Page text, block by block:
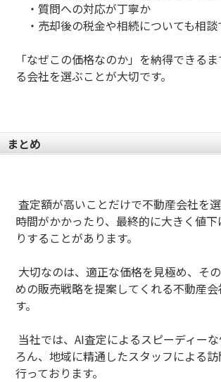
・質問への対応が丁寧か
・売却後の税金や相続についても相
「なぜこの価格なのか」を納得できる
る会社を選ぶことが大切です。
まとめ
査定額が高いことだけで不動産会社を
時間がかかったり、最終的に大きく値
りすることがあります。
大切なのは、適正な価格を見極め、そ
めの販売戦略を提案してくれる不動産
す。
当社では、AI査定によるスピーディー
ろん、地域に精通したスタッフによる
行っております。